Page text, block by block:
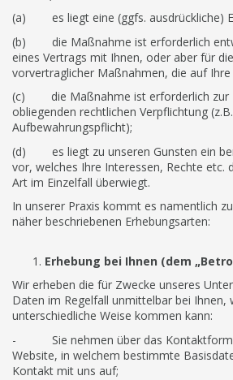
(a) es liegt eine (ggfs. ausdrückliche)
(b) die Maßnahme ist erforderlich
eines Vertrags mit Ihnen, oder aber für
vorvertraglicher Maßnahmen, die auf
(c) die Maßnahme ist erforderlich zur
obliegenden rechtlichen Verpflichtung
Aufbewahrungspflicht);
(d) es liegt zu unseren Gunsten ein
vor, welches Ihre Interessen, Rechte etc.
Art im Einzelfall überwiegt.
In unserer Praxis kommt es namentlich
näher beschriebenen Erhebungsarten:
Erhebung bei Ihnen (dem
Wir erheben die für Zwecke unseres
Daten im Regelfall unmittelbar bei Ihnen,
unterschiedliche Weise kommen kann:
- Sie nehmen über das
Website, in welchem bestimmte
Kontakt mit uns auf;